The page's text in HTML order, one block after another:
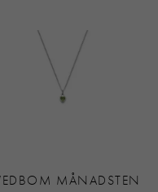
MÅNADSTEN